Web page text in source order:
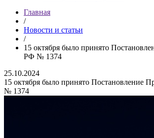
Главная
/
Новости и статьи
/
15 октября было принято
РФ № 1374
25.10.2024
15 октября было принято Постановление
№ 1374